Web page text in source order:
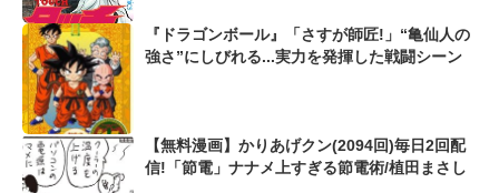
『ドラゴンボール』「さすが師匠!」“亀仙人の
強さ”にしびれる...実力を発揮した戦闘シーン
【無料漫画】かりあげクン(2094回)毎日2回配
信!「節電」ナナメ上すぎる節電術/植田まさし